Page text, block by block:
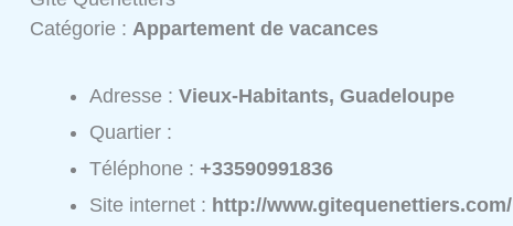
Catégorie : Appartement de vacances
Adresse :Vieux-Habitants, Guadeloupe
Quartier :
Téléphone :+33590991836
Site internet : http://www.gitequenettiers.com/